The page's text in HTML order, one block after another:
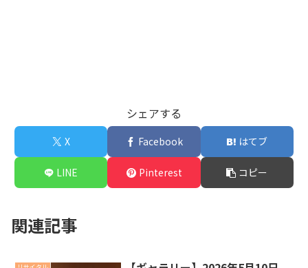
シェアする
X Facebook はてブ
LINE Pinterest コピー
関連記事